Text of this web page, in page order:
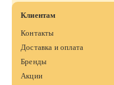
Клиентам
Контакты
Доставка и оплата
Бренды
Акции